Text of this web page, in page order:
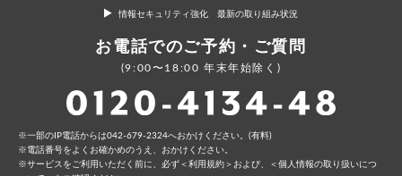
情報セキュリティ強化 最新の取り組み状況
お電話でのご予約・ご質問
(9:00〜18:00 年末年始除く)
⼀部のIP電話からは042-679-2324へおかけください。(有料)
電話番号をよくお確かめのうえ、おかけください。
サービスをご利⽤いただく前に、必ず ＜利⽤規約＞ および、
＜個⼈情報の取り扱いにつ